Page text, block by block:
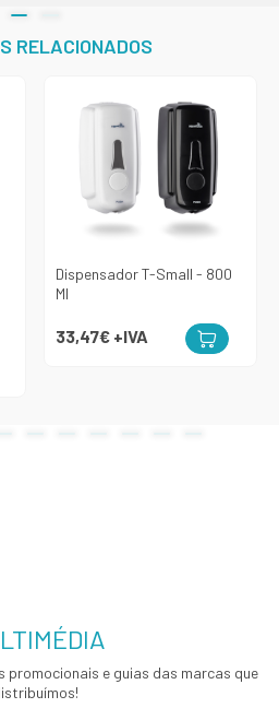
RELACIONADOS
Dispensador T-Small - 800
Ml
33,47€ +IVA
e guias das marcas que